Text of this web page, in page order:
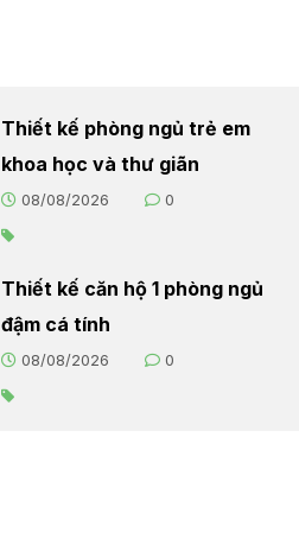
Thiết kế phòng ngủ trẻ em
khoa học và thư giãn
08/08/2026 0
Thiết kế căn hộ 1 phòng ngủ
đậm cá tính
08/08/2026 0